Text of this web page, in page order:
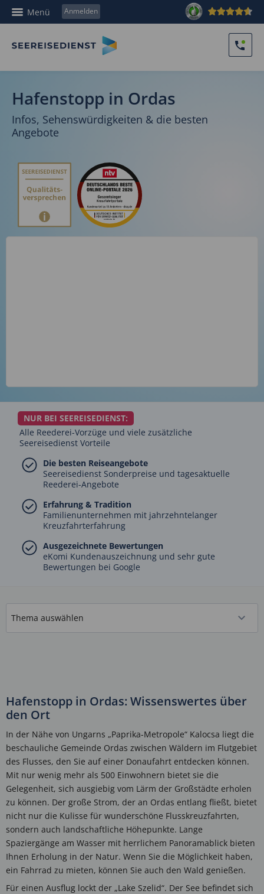
Menü Anmelden
Hafenstopp in Ordas
Infos, Sehenswürdigkeiten & die besten
Angebote
NUR BEI SEEREISEDIENST:
Alle Reederei-Vorzüge und viele zusätzliche
Seereisedienst Vorteile
Die besten Reiseangebote
Seereisedienst Sonderpreise und tagesaktuelle
Reederei-Angebote
Erfahrung & Tradition
Familienunternehmen mit jahrzehntelanger
Kreuzfahrterfahrung
Ausgezeichnete Bewertungen
eKomi Kundenauszeichnung und sehr gute
Bewertungen bei Google
Hafenstopp in Ordas: Wissenswertes über
den Ort
In der Nähe von Ungarns „Paprika-Metropole“ Kalocsa liegt die
beschauliche Gemeinde Ordas zwischen Wäldern im Flutgebiet
des Flusses, den Sie auf einer Donaufahrt entdecken können.
Mit nur wenig mehr als 500 Einwohnern bietet sie die
Gelegenheit, sich ausgiebig vom Lärm der Großstädte erholen
zu können. Der große Strom, der an Ordas entlang fließt, bietet
nicht nur die Kulisse für wunderschöne Flusskreuzfahrten,
sondern auch landschaftliche Höhepunkte. Lange
Spaziergänge am Wasser mit herrlichem Panoramablick bieten
Ihnen Erholung in der Natur. Wenn Sie die Möglichkeit haben,
ein Fahrrad zu mieten, können Sie auch den Wald genießen.
Für einen Ausflug lockt der „Lake Szelid“. Der See befindet sich